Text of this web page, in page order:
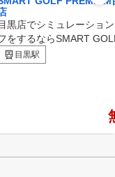
黒店でシミュレーショ
をするならSMART
目黒店は2ルームの完全個
中してゴルフ練習をし
ナルレッスンも行ってい
日々のお悩み解決やスキ
をしていただける環境
目黒駅